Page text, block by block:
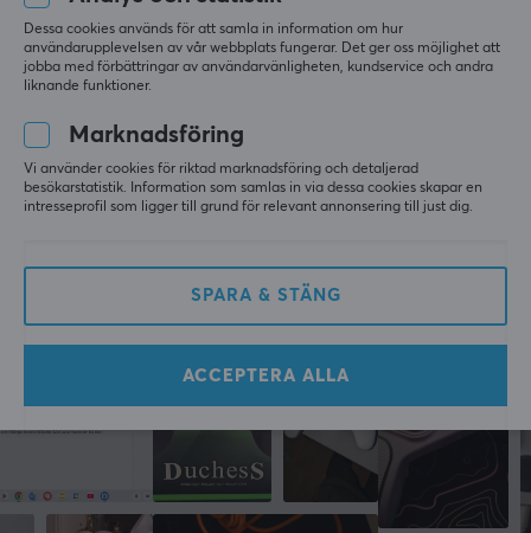
PC, Xbox One, Xbox Series
EGENSKAPER
Färg
Svart
Producentens garanti
Bredd
260 mm
0.0
Baserat på 0 recensioner
4
3
0%
2
0%
LÄMNA RECENSION
Mer från vårt Community
Dessa cookies används för att samla in information om hur
användarupplevelsen av vår webbplats fungerar. Det ger oss möjlighet att
jobba med förbättringar av användarvänligheten, kundservice och andra
liknande funktioner.
Marknadsföring
Vi använder cookies för riktad marknadsföring och detaljerad
besökarstatistik. Information som samlas in via dessa cookies skapar en
intresseprofil som ligger till grund för relevant annonsering till just dig.
SPARA & STÄNG
ACCEPTERA ALLA